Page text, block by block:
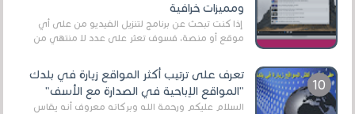
ومميزات خرافية
إذا كنت تبحث عن برنامج لتنزيل الفيديو من على أي
موقع أو منصة، فسوف تعثر على عدد لا منتهي من
تعرف على ترتيب أكثر المواقع زيارة في بلدك
"المواقع الإباحية في الصدارة مع الأسف"
السلام عليكم ورحمة الله وبركاته معروف أنه يقاس